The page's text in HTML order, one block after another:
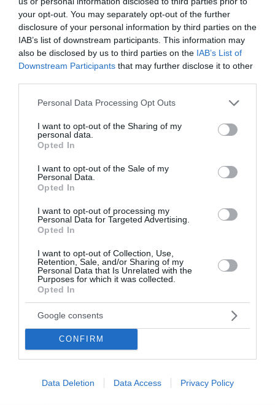
your opt-out. You may separately opt-out of the further
disclosure of your personal information by third parties on the
IAB’s list of downstream participants. This information may
also be disclosed by us to third parties on the IAB’s List of
Downstream Participants that may further disclose it to other
Please note that this website/app uses one or more Google
not limited to your visit or usage behaviour. You may click to
grant or deny consent to Google and its third-party tags to
use your data for below specified purposes in below Google
consent section.
Personal Data Processing Opt Outs
I want to opt-out of the Sharing of my
personal data.
Opted In
I want to opt-out of the Sale of my
Personal Data.
Opted In
I want to opt-out of processing my
Personal Data for Targeted Advertising.
Opted In
I want to opt-out of Collection, Use,
Retention, Sale, and/or Sharing of my
Personal Data that Is Unrelated with the
Purposes for which it was collected.
Opted In
Google consents
CONFIRM
Data Deletion Data Access Privacy Policy
24,8 εκατ. ευρώ
Τα 25 εκατ. ευρώ άγγιξαν οι πωλήσεις του δικτύου
Jackaroo που εξαγόρασε η Evergood το 2025
επιβεβαιώνοντας τις προσδοκίες της διοίκησης του
ομίλου εστίασης της Vivartia που με την στρατηγική
αυτή κίνηση έκανε ν...
15:30 | 05 Αυγούστου 2026 Οικονομία